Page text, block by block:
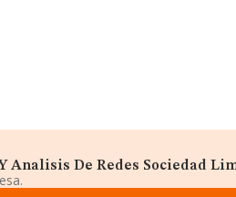
De Redes Sociedad